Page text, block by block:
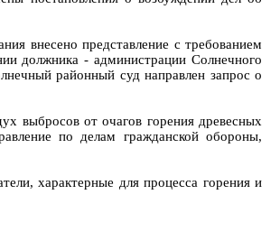
внесено представление с требованием
должника - администрации Солнечного
районный суд направлен запрос о
выбросов от очагов горения древесных
по делам гражданской обороны,
характерные для процесса горения и